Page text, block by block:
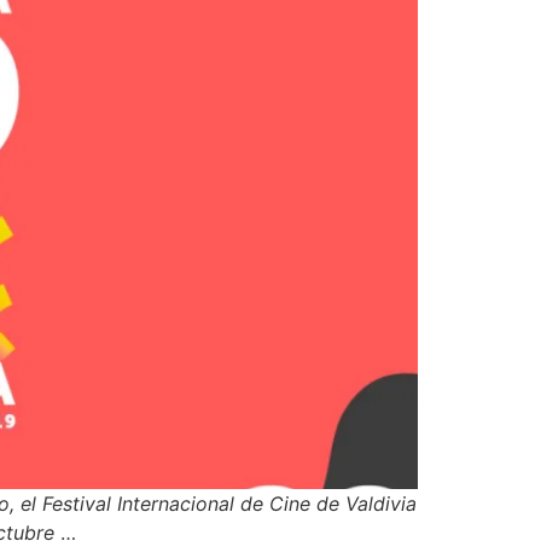
el Festival Internacional de Cine de Valdivia
…